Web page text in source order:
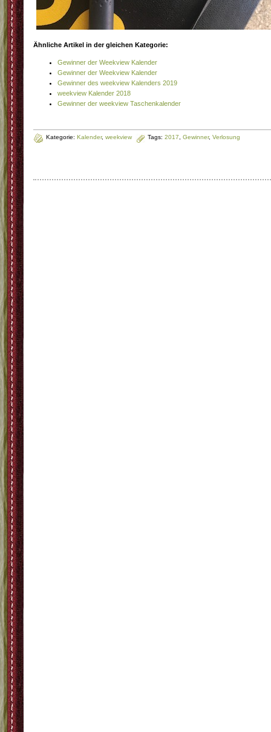
Ähnliche Artikel in der gleichen Kategorie:
Gewinner der Weekview Kalender
Gewinner der Weekview Kalender
Gewinner des weekview Kalenders 2019
weekview Kalender 2018
Gewinner der weekview Taschenkalender
Kategorie: Kalender, weekview Tags: 2017 Gewinner, Verlosung